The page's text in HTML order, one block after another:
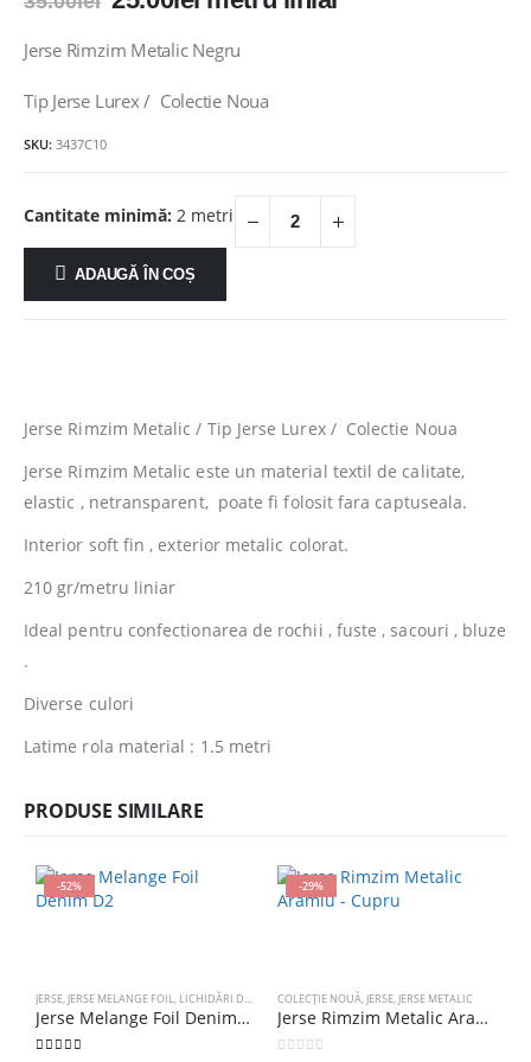
a
35.00lei.
este:
Jerse Rimzim Metalic Negru
Tip Jerse Lurex / Colectie Noua
SKU: 3437C10
Cantitate minimă: 2 metri
ADAUGĂ ÎN COȘ
Jerse Rimzim Metalic / Tip Jerse Lurex / Colectie Noua
Jerse Rimzim Metalic este un material textil de calitate,
elastic , netransparent, poate fi folosit fara captuseala.
Interior soft fin , exterior metalic colorat.
210 gr/metru liniar
Ideal pentru confectionarea de rochii , fuste , sacouri , bluze
.
Diverse culori
Latime rola material : 1.5 metri
PRODUSE SIMILARE
-52%
JERSE, JERSE MELANGE FOIL, LICHIDĂRI DE STOC
Jerse Melange Foil Denim D2
-29%
COLECȚIE NOUĂ, JERSE, JERSE METALIC
Jerse Rimzim Metalic Aramiu – Cupru